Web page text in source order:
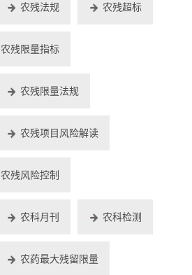
农残法规 农残超标
农残限量指标
农残限量法规
农残项目风险解读
农残风险控制
农科月刊 农科检测
农药最大残留限量